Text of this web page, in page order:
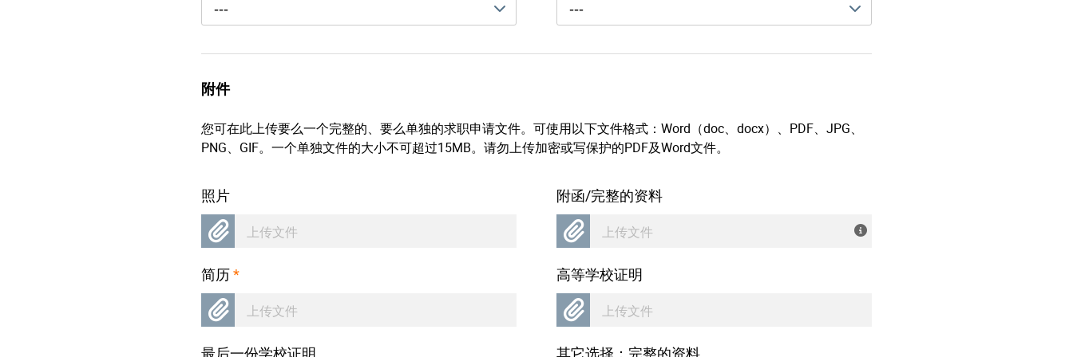
--- ---
附件
您可在此上传要么一个完整的、要么单独的求职申请文件。可使用以下文件格式：Word（doc、docx）、PDF、JPG、
PNG、GIF。一个单独文件的大小不可超过15MB。请勿上传加密或写保护的PDF及Word文件。
照片
上传文件
附函/完整的资料
上传文件
简历*
上传文件
高等学校证明
上传文件